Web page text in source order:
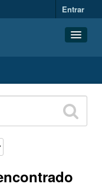
Entrar